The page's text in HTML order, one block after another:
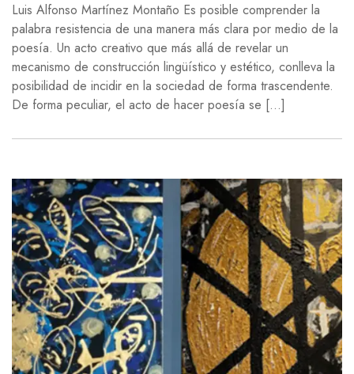
Luis Alfonso Martínez Montaño Es posible comprender la
palabra resistencia de una manera más clara por medio de la
poesía. Un acto creativo que más allá de revelar un
mecanismo de construcción lingüístico y estético, conlleva la
posibilidad de incidir en la sociedad de forma trascendente.
De forma peculiar, el acto de hacer poesía se […]